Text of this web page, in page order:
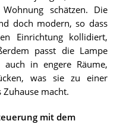
schätzen. Die
doch modern, so dass
Einrichtung kollidiert,
passt die Lampe
in engere Räume,
was sie zu einer
Zuhause macht.
mit dem